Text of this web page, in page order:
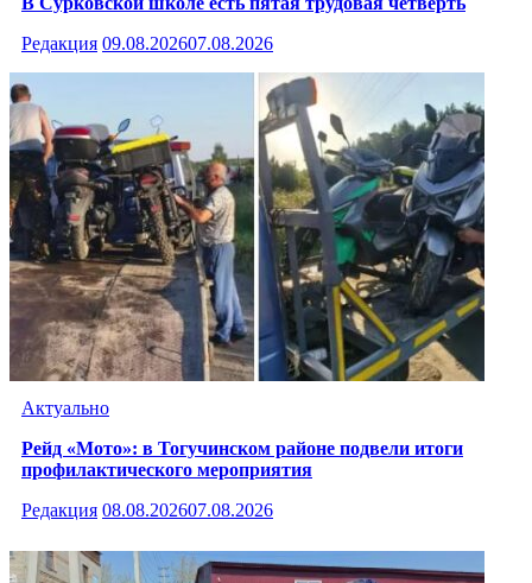
Редакция 09.08.202607.08.2026
Актуально
Рейд «Мото»: в Тогучинском районе подвели итоги
профилактического мероприятия
Редакция 08.08.202607.08.2026